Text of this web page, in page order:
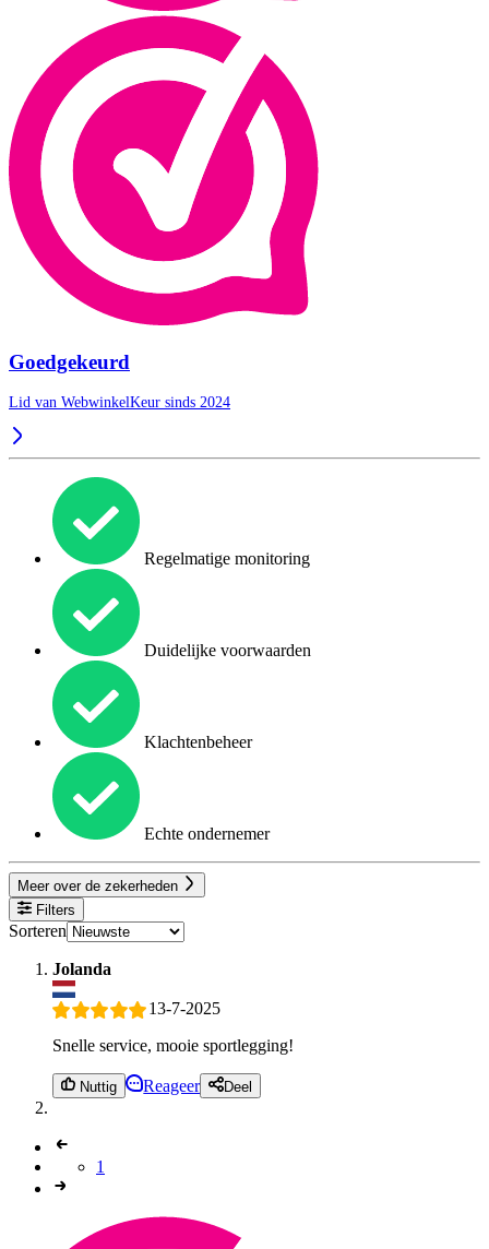
Goedgekeurd
Lid van WebwinkelKeur sinds 2024
Regelmatige monitoring
Duidelijke voorwaarden
Klachtenbeheer
Echte ondernemer
Meer over de zekerheden
Filters
Sorteren
Jolanda
13-7-2025
Snelle service, mooie sportlegging!
Nuttig Reageer Deel
1